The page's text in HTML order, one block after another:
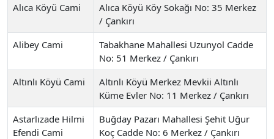
Alıca Köyü Cami
Alıca Köyü Köy Sokağı No: 35 Merkez
/ Çankırı
Alibey Cami
Tabakhane Mahallesi Uzunyol Cadde
No: 51 Merkez / Çankırı
Altınlı Köyü Cami
Altınlı Köyü Merkez Mevkii Altınlı
Küme Evler No: 11 Merkez / Çankırı
Astarlızade Hilmi
Efendi Cami
Buğday Pazarı Mahallesi Şehit Uğur
Koç Cadde No: 6 Merkez / Çankırı